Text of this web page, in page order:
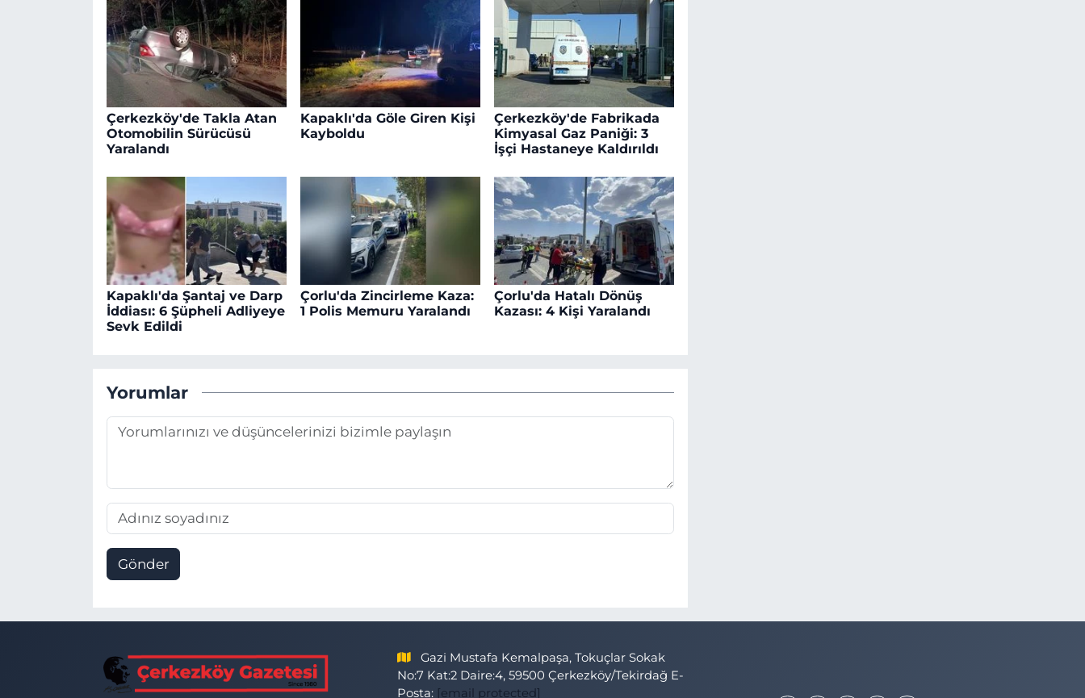
Çerkezköy'de Takla Atan
Otomobilin Sürücüsü
Yaralandı
Kapaklı'da Göle Giren Kişi
Kayboldu
Çerkezköy'de Fabrikada
Kimyasal Gaz Paniği: 3
İşçi Hastaneye Kaldırıldı
Kapaklı'da Şantaj ve Darp
İddiası: 6 Şüpheli Adliyeye
Sevk Edildi
Çorlu'da Zincirleme Kaza:
1 Polis Memuru Yaralandı
Çorlu'da Hatalı Dönüş
Kazası: 4 Kişi Yaralandı
Yorumlar
Gönder
Gazi Mustafa Kemalpaşa, Tokuçlar Sokak
No:7 Kat:2 Daire:4, 59500 Çerkezköy/Tekirdağ E-
Posta: [email protected]